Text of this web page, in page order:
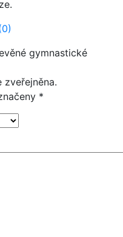
gymnastické
zveřejněna.
*